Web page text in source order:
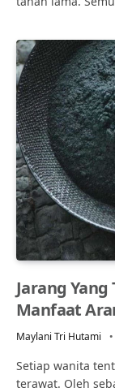
Jarang
Manfaat
Maylani Tri Hutami
Setiap wanita
terawat. Oleh